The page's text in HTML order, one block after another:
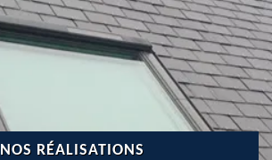
NOS RÉALISATIONS